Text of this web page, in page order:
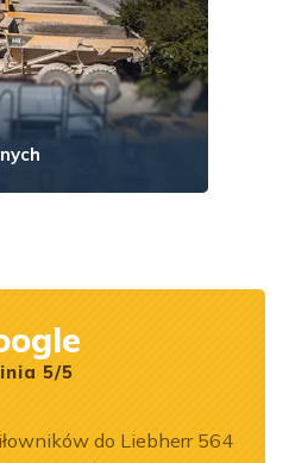
5/5
do Liebherr 564